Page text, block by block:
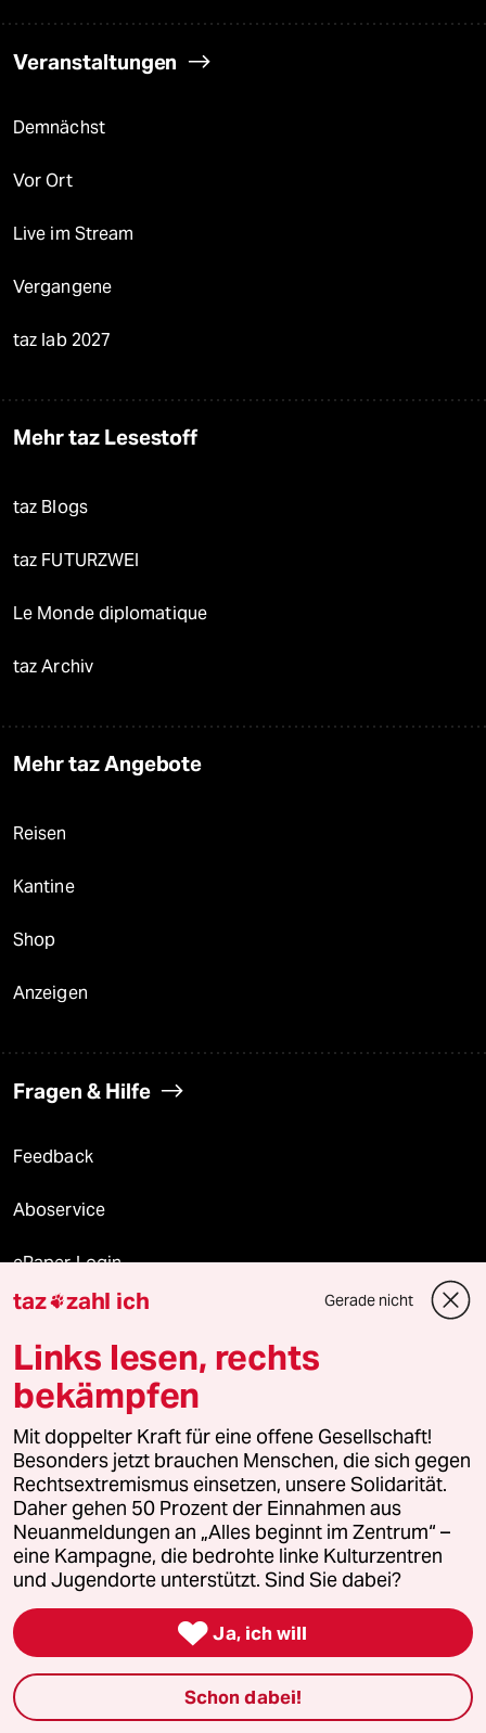
Veranstaltungen
Demnächst
Vor Ort
Live im Stream
Vergangene
taz lab 2027
Mehr taz Lesestoff
taz Blogs
taz FUTURZWEI
Le Monde diplomatique
taz Archiv
Mehr taz Angebote
Reisen
Kantine
Shop
Anzeigen
Fragen & Hilfe
Feedback
Aboservice
ePaper Login
Downloads für Abonnierende
© 2026 taz Verlags und Vertriebs GmbH
Alle Rechte vorbehalten. Bei rechtlichen Fragen oder für Genehmigungen
wenden Sie sich bitte an
lizenzen@taz.de
Feedback Redaktionsstatut Kommune-Richtlinien
Leitlinie Informant Datenschutz Impressum AGB
Seitenwende Einwilligungen widerrufen (Ads)
taz zahl ich Gerade nicht
Links lesen, rechts
bekämpfen
Mit doppelter Kraft für eine offene Gesellschaft!
Besonders jetzt brauchen Menschen, die sich gegen
Rechtsextremismus einsetzen, unsere Solidarität.
Daher gehen 50 Prozent der Einnahmen aus
Neuanmeldungen an „Alles beginnt im Zentrum“ –
eine Kampagne, die bedrohte linke Kulturzentren
und Jugendorte unterstützt. Sind Sie dabei?
 Ja, ich will
Schon dabei!